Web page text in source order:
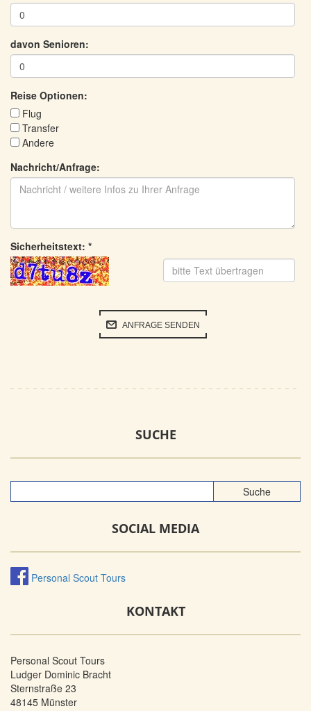
davon Senioren:
Reise Optionen:
Flug
Transfer
Andere
Nachricht/Anfrage:
Sicherheitstext: *
ANFRAGE SENDEN
SUCHE
SOCIAL MEDIA
Personal Scout Tours
KONTAKT
Personal Scout Tours
Ludger Dominic Bracht
Sternstraße 23
48145 Münster